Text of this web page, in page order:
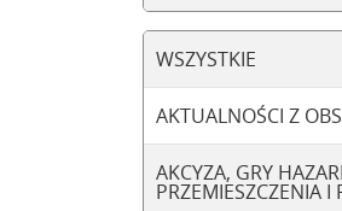
WSZYSTKIE
AKTUALNOŚCI Z
AKCYZA, GRY
PRZEMIESZCZENIA I